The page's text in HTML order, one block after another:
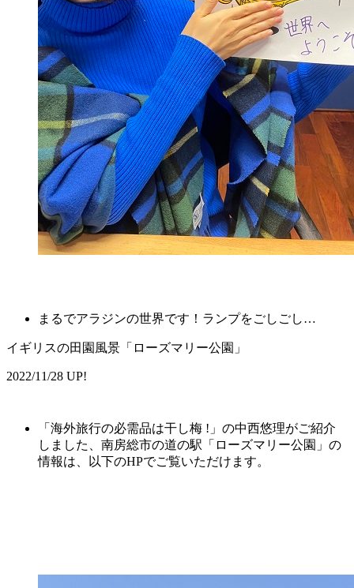
まるでアラジンの世界です！ランプをごしごし…
イギリスの田園風景「ローズマリー公園」
2022/11/28 UP!
「海外旅行の必需品は干し梅 !」の中西悠理がご紹介
しました、南房総市の道の駅「ローズマリー公園」の
情報は、以下のHPでご覧いただけます。